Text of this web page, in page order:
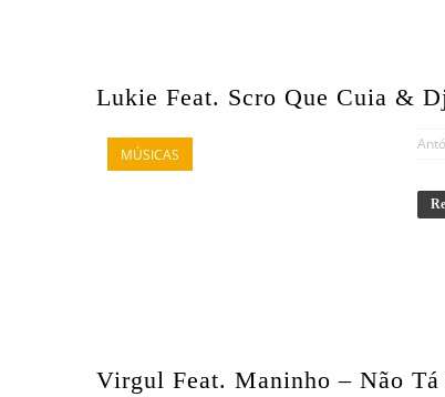
Lukie Feat. Scro Que Cuia &
MÚSICAS
Virgul Feat. Maninho – Não